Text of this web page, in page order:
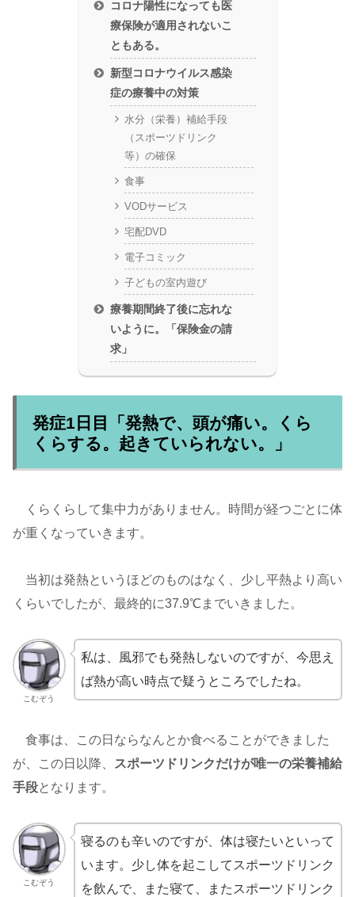
コロナ陽性になっても医
療保険が適用されないこ
ともある。
新型コロナウイルス感染
症の療養中の対策
水分（栄養）補給手段
（スポーツドリンク
等）の確保
食事
VODサービス
宅配DVD
電子コミック
子どもの室内遊び
療養期間終了後に忘れな
いように。「保険金の請
求」
発症1日目「発熱で、頭が痛い。くら
くらする。起きていられない。」
くらくらして集中力がありません。時間が経つごとに体
が重くなっていきます。
当初は発熱というほどのものはなく、少し平熱より高い
くらいでしたが、最終的に37.9℃までいきました。
こむぞう
私は、風邪でも発熱しないのですが、今思え
ば熱が高い時点で疑うところでしたね。
食事は、この日ならなんとか食べることができました
が、この日以降、
スポーツドリンクだけが唯一の栄養補給
手段となります。
こむぞう
寝るのも辛いのですが、体は寝たいといって
います。少し体を起こしてスポーツドリンク
を飲んで、また寝て、またスポーツドリンク